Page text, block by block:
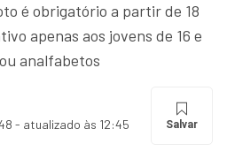
é obrigatório a partir de 18
apenas aos jovens de 16 e
analfabetos
- atualizado às 12:45 Salvar